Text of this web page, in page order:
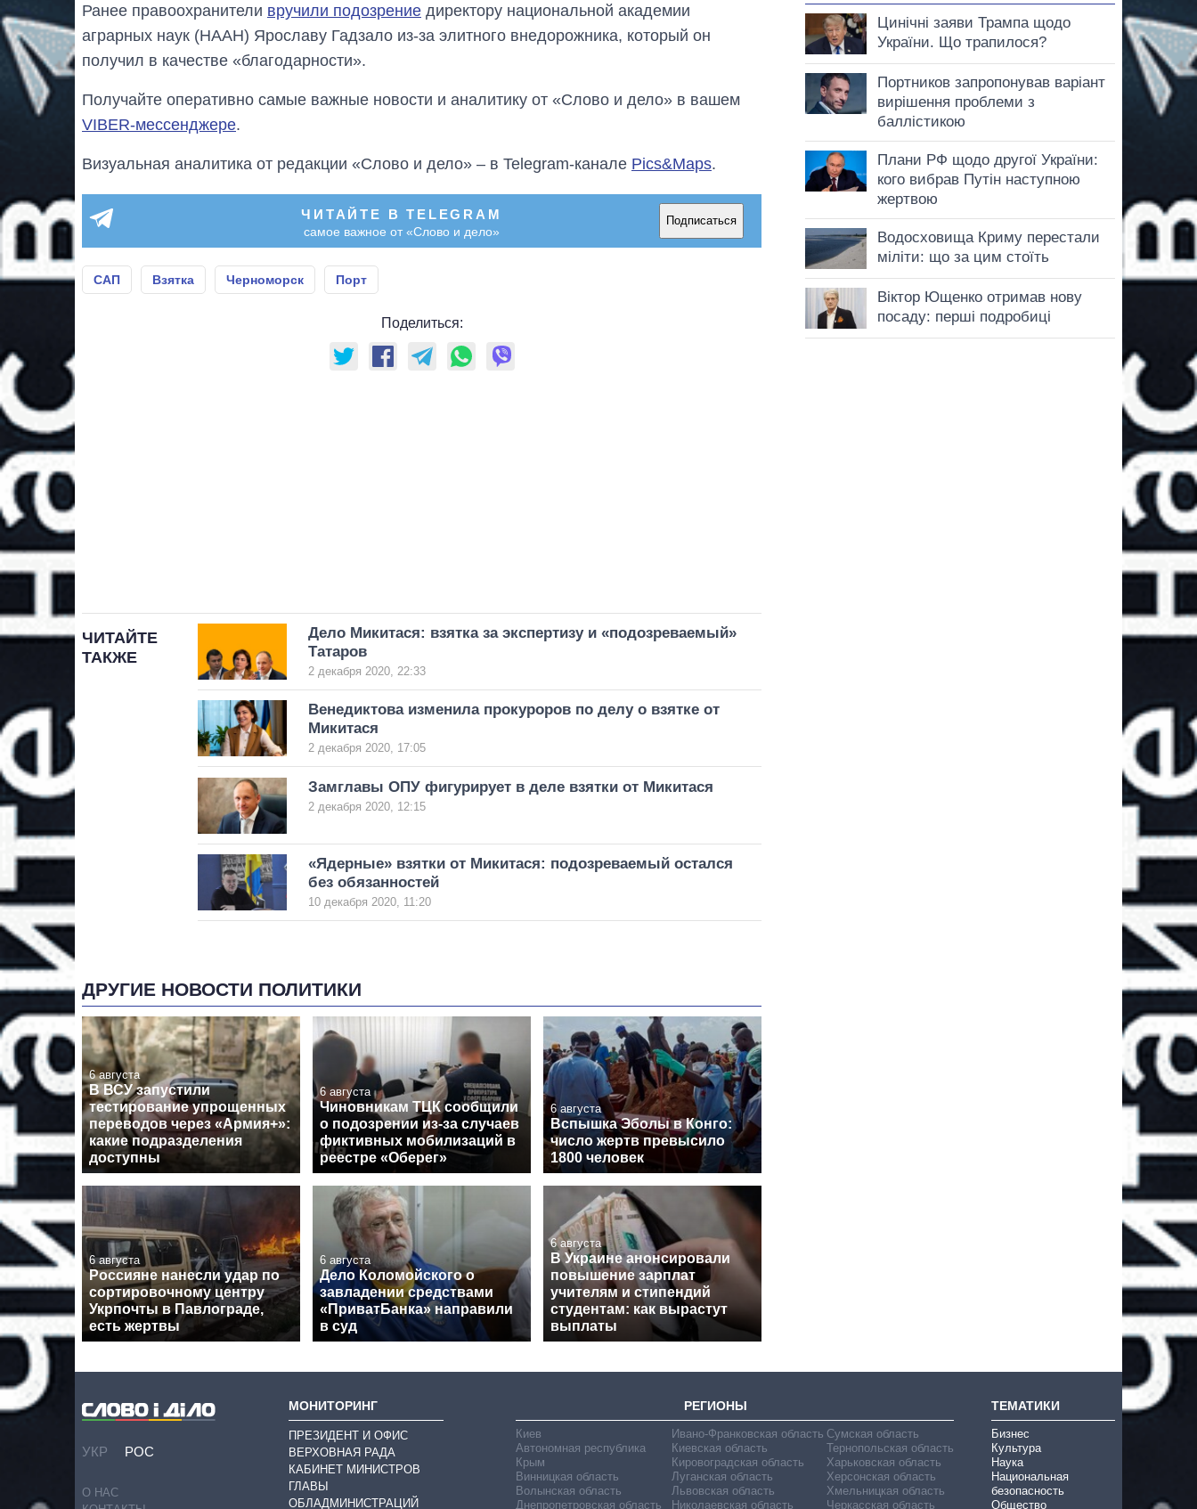
Ранее правоохранители вручили подозрение директору национальной академии
аграрных наук (НААН) Ярославу Гадзало из-за элитного внедорожника, который он
получил в качестве «благодарности».
Получайте оперативно самые важные новости и аналитику от «Слово и дело» в вашем
VIBER-мессенджере.
Визуальная аналитика от редакции «Слово и дело» – в Telegram-канале Pics&Maps.
ЧИТАЙТЕ В TELEGRAM
самое важное от «Слово и дело»
Подписаться
САП Взятка Черноморск Порт
Поделиться:
ЧИТАЙТЕ
ТАКЖЕ
Дело Микитася: взятка за экспертизу и «подозреваемый»
Татаров
2 декабря 2020, 22:33
Венедиктова изменила прокуроров по делу о взятке от
Микитася
2 декабря 2020, 17:05
Замглавы ОПУ фигурирует в деле взятки от Микитася
2 декабря 2020, 12:15
«Ядерные» взятки от Микитася: подозреваемый остался
без обязанностей
10 декабря 2020, 11:20
ДРУГИЕ НОВОСТИ ПОЛИТИКИ
6 августа
В ВСУ запустили
тестирование упрощенных
переводов через «Армия+»:
какие подразделения
доступны
6 августа
Чиновникам ТЦК сообщили
о подозрении из-за случаев
фиктивных мобилизаций в
реестре «Оберег»
6 августа
Вспышка Эболы в Конго:
число жертв превысило
1800 человек
6 августа
Россияне нанесли удар по
сортировочному центру
Укрпочты в Павлограде,
есть жертвы
6 августа
Дело Коломойского о
завладении средствами
«ПриватБанка» направили
в суд
6 августа
В Украине анонсировали
повышение зарплат
учителям и стипендий
студентам: как вырастут
выплаты
УКР РОС
О НАС
МОНИТОРИНГ
ПРЕЗИДЕНТ И ОФИС
ВЕРХОВНАЯ РАДА
КАБИНЕТ МИНИСТРОВ
ГЛАВЫ
ОБЛАДМИНИСТРАЦИЙ
РЕГИОНЫ
Киев
Автономная республика
Крым
Винницкая область
Волынская область
Днепропетровская область
Ивано-Франковская область
Киевская область
Кировоградская область
Луганская область
Львовская область
Николаевская область
Сумская область
Тернопольская область
Харьковская область
Херсонская область
Хмельницкая область
Черкасская область
ТЕМАТИКИ
Бизнес
Культура
Наука
Национальная
безопасность
Общество